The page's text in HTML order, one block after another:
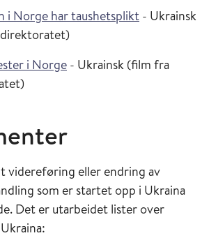
i Norge har taushetsplikt - Ukrainsk
i Norge - Ukrainsk (film fra
videreføring eller endring av
som er startet opp i Ukraina
Det er utarbeidet lister over